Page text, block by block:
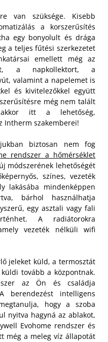
van szüksége. Kisebb
a korszerűsítés
egy bonyolult és drága
a teljes fűtési szerkezetet
emellett még az
a napkollektort, a
valamint a napelemet is
és kivitelezőkkel együtt
még nem talált
akkor itt a lehetőség,
Intherm szakemberei!
biztosan nem fog
rendszer a hőmérséklet
módszerének lehetőségét
színes, vezeték
lakásába mindenképpen
bárhol használhatja
egy asztali vagy fali
A radiátorokra
vezeték nélküli wifi
jeleket küld, a termosztát
tovább a központnak.
az Ön és családja
berendezést intelligens
hogy a szoba
nyitva hagyná az ablakot,
Evohome rendszer és
még a meleg víz állapotát